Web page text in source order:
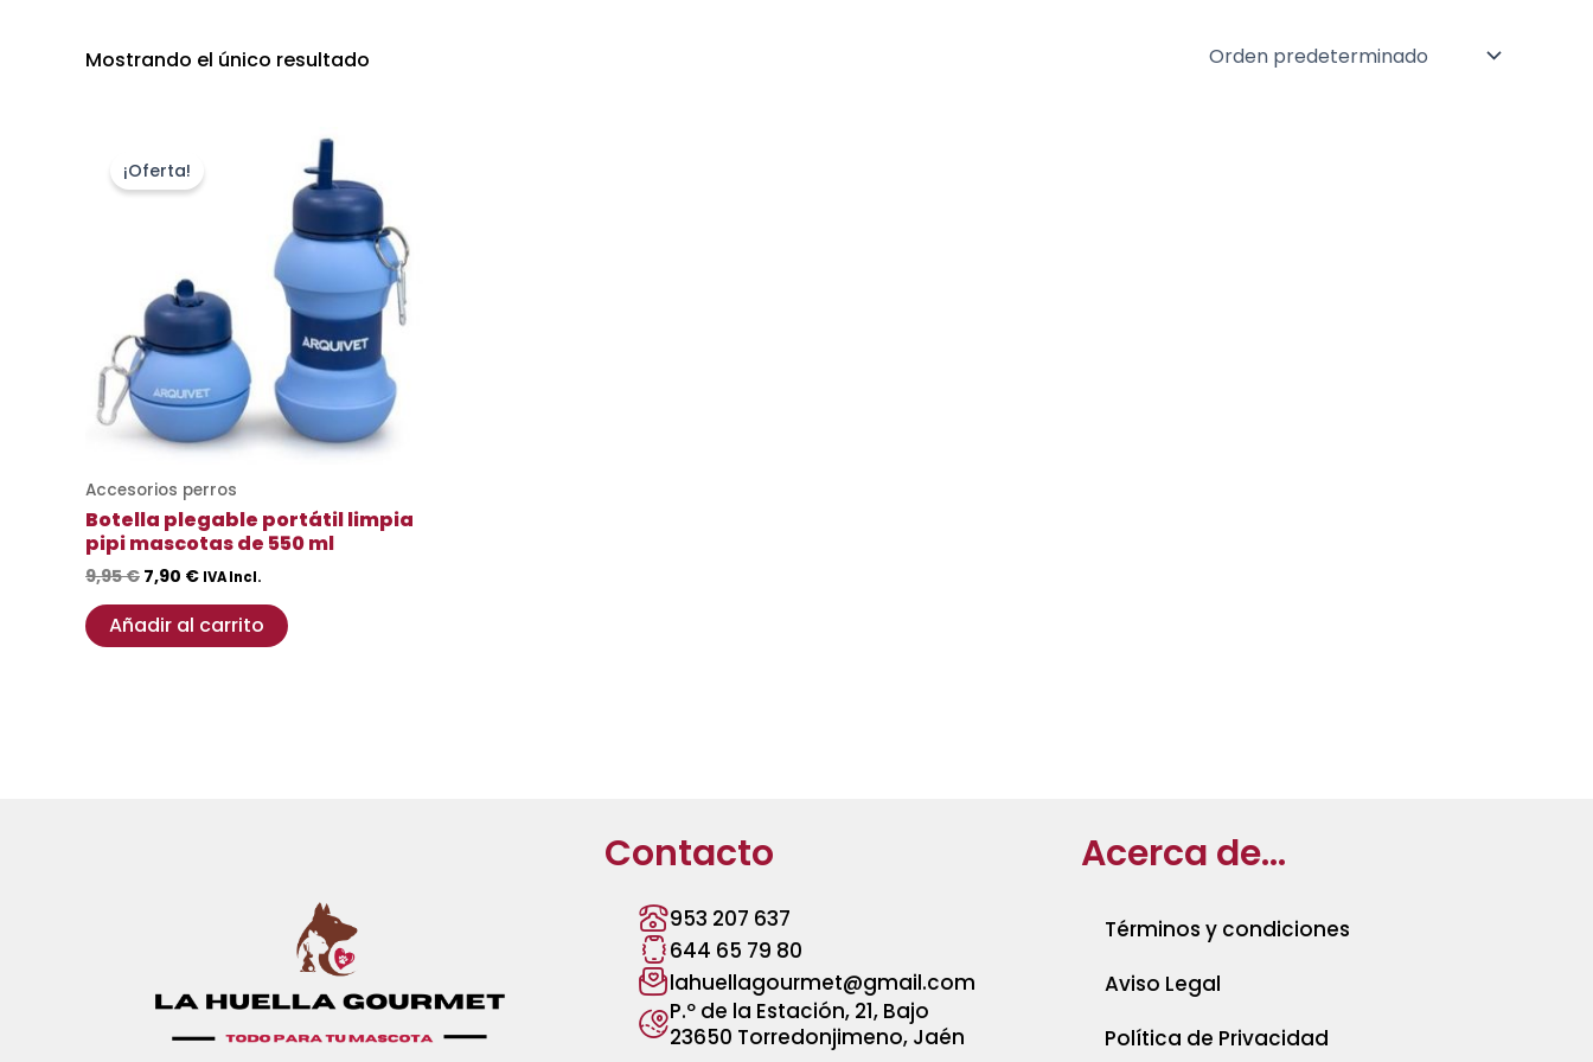
Mostrando el único resultado
¡Oferta!
Accesorios perros
Botella plegable portátil limpia
pipi mascotas de 550 ml
9,95€
precio
original
era:
7,90 €
actual
IVA Incl.
Añadir al carrito
Contacto
953 207 637
644 65 79 80
lahuellagourmet@gmail.com
P.º de la Estación, 21, Bajo
23650 Torredonjimeno, Jaén
Acerca de...
Términos y condiciones
Aviso Legal
Política de Privacidad